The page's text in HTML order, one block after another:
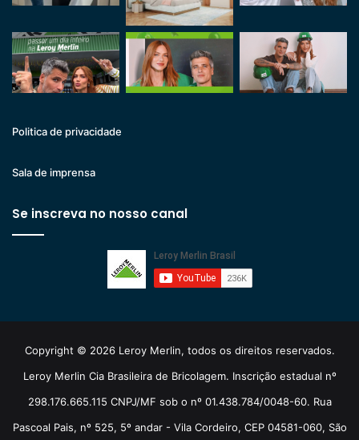
Politica de privacidade
Sala de imprensa
Se inscreva no nosso canal
Copyright © 2026 Leroy Merlin, todos os direitos reservados.
Leroy Merlin Cia Brasileira de Bricolagem. Inscrição estadual nº
298.176.665.115 CNPJ/MF sob o nº 01.438.784/0048-60. Rua
Pascoal Pais, nº 525, 5º andar - Vila Cordeiro, CEP 04581-060, São